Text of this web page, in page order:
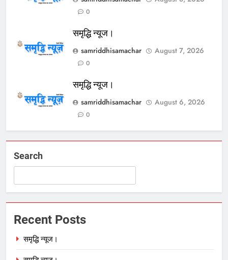
0
समृद्धि न्यूज।
samriddhisamachar
August 7, 2026
0
समृद्धि न्यूज।
samriddhisamachar
August 6, 2026
0
Search
Recent Posts
समृद्धि न्यूज।